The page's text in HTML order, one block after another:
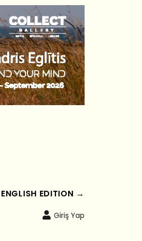
ENGLISH EDITION →
Giriş Yap